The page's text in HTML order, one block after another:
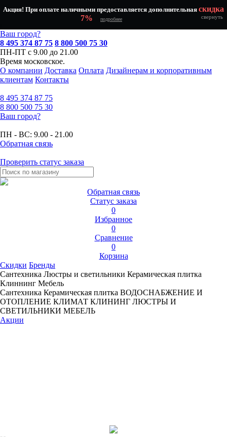
Акция! При оплате наличными предоставляется дополнительная скидка
7%
подробнее свернуть
Ваш город?
8 495 374 87 75 8 800 500 75 30
ПН-ПТ с 9.00 до 21.00
Время московское.
О компании Доставка Оплата Дизайнерам и корпоративным
клиентам Контакты
8 495 374 87 75
8 800 500 75 30
Ваш город?
ПН - ВС: 9.00 - 21.00
Обратная связь
Проверить статус заказа
Обратная связь
Статус заказа
0
Избранное
0
Сравнение
0
Корзина
Скидки Бренды
Сантехника Люстры и светильники Керамическая плитка
Клиннинг Мебель
Сантехника Керамическая плитка ВОДОСНАБЖЕНИЕ И
ОТОПЛЕНИЕ КЛИМАТ КЛИНИНГ ЛЮСТРЫ И
СВЕТИЛЬНИКИ МЕБЕЛЬ
Акции